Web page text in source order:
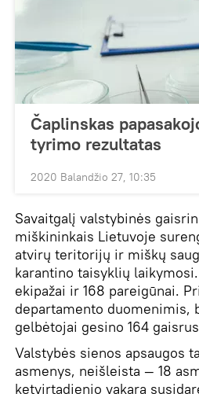
Čaplinskas
tyrimo rezultatas
2020 Balandžio 27, 10:35
Savaitgalį valstybinės
miškininkais Lietuvoje
atvirų teritorijų ir miškų
karantino taisyklių
ekipažai ir 168 pareigūnai.
departamento duomenimis,
gelbėtojai gesino 164
Valstybės sienos apsaugos
asmenys, neišleista — 18
ketvirtadienio vakarą